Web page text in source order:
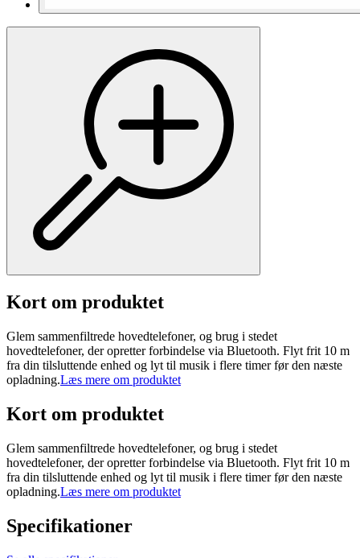
Kort om produktet
Glem sammenfiltrede hovedtelefoner, og brug i stedet
hovedtelefoner, der opretter forbindelse via Bluetooth. Flyt frit 10 m
fra din tilsluttende enhed og lyt til musik i flere timer før den næste
opladning.Læs mere om produktet
Kort om produktet
Glem sammenfiltrede hovedtelefoner, og brug i stedet
hovedtelefoner, der opretter forbindelse via Bluetooth. Flyt frit 10 m
fra din tilsluttende enhed og lyt til musik i flere timer før den næste
opladning.Læs mere om produktet
Specifikationer